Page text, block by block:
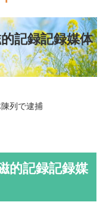
記録記録媒体
列で逮捕
的記録記録媒